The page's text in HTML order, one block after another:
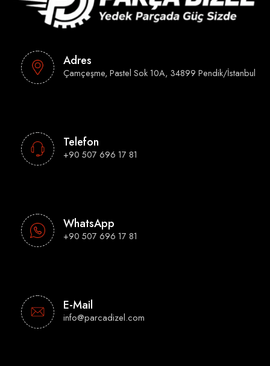
Adres
Çamçeşme, Pastel Sok 10A, 34899 Pendik/İstanbul
Telefon
+90 507 696 17 81
WhatsApp
+90 507 696 17 81
E-Mail
info@parcadizel.com